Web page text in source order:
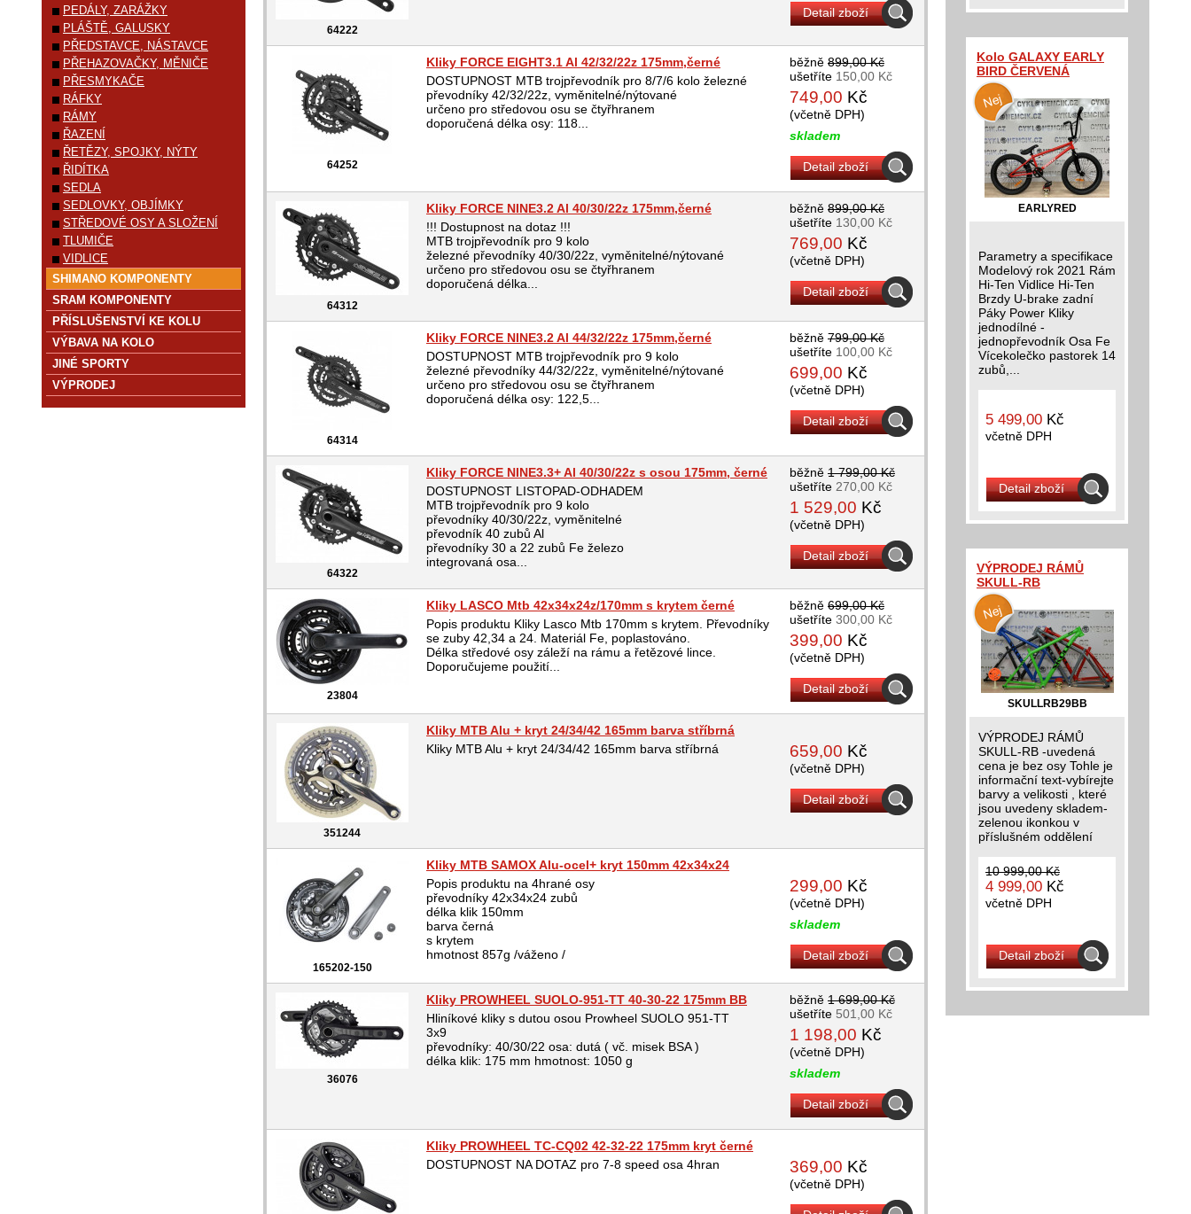
64222
Detail zboží
64252
Kliky FORCE EIGHT3.1 Al 42/32/22z 175mm,černé
DOSTUPNOST MTB trojpřevodník pro 8/7/6 kolo železné
převodníky 42/32/22z, vyměnitelné/nýtované
určeno pro středovou osu se čtyřhranem
doporučená délka osy: 118...
běžně 899,00 Kč
ušetříte 150,00 Kč
749,00 Kč
(včetně DPH)
skladem
Detail zboží
64312
Kliky FORCE NINE3.2 Al 40/30/22z 175mm,černé
!!! Dostupnost na dotaz !!!
MTB trojpřevodník pro 9 kolo
železné převodníky 40/30/22z, vyměnitelné/nýtované
určeno pro středovou osu se čtyřhranem
doporučená délka...
běžně 899,00 Kč
ušetříte 130,00 Kč
769,00 Kč
(včetně DPH)
Detail zboží
64314
Kliky FORCE NINE3.2 Al 44/32/22z 175mm,černé
DOSTUPNOST MTB trojpřevodník pro 9 kolo
železné převodníky 44/32/22z, vyměnitelné/nýtované
určeno pro středovou osu se čtyřhranem
doporučená délka osy: 122,5...
běžně 799,00 Kč
ušetříte 100,00 Kč
699,00 Kč
(včetně DPH)
Detail zboží
64322
Kliky FORCE NINE3.3+ Al 40/30/22z s osou 175mm, černé
DOSTUPNOST LISTOPAD-ODHADEM
MTB trojpřevodník pro 9 kolo
převodníky 40/30/22z, vyměnitelné
převodník 40 zubů Al
převodníky 30 a 22 zubů Fe železo
integrovaná osa...
běžně 1 799,00 Kč
ušetříte 270,00 Kč
1 529,00 Kč
(včetně DPH)
Detail zboží
23804
Kliky LASCO Mtb 42x34x24z/170mm s krytem černé
Popis produktu Kliky Lasco Mtb 170mm s krytem. Převodníky
se zuby 42,34 a 24. Materiál Fe, poplastováno.
Délka středové osy záleží na rámu a řetězové lince.
Doporučujeme použití...
běžně 699,00 Kč
ušetříte 300,00 Kč
399,00 Kč
(včetně DPH)
Detail zboží
351244
Kliky MTB Alu + kryt 24/34/42 165mm barva stříbrná
Kliky MTB Alu + kryt 24/34/42 165mm barva stříbrná
659,00 Kč
(včetně DPH)
Detail zboží
165202-150
Kliky MTB SAMOX Alu-ocel+ kryt 150mm 42x34x24
Popis produktu na 4hrané osy
převodníky 42x34x24 zubů
délka klik 150mm
barva černá
s krytem
hmotnost 857g /váženo /
299,00 Kč
(včetně DPH)
skladem
Detail zboží
36076
Kliky PROWHEEL SUOLO-951-TT 40-30-22 175mm BB
Hliníkové kliky s dutou osou Prowheel SUOLO 951-TT
3x9
převodníky: 40/30/22 osa: dutá ( vč. misek BSA )
délka klik: 175 mm hmotnost: 1050 g
běžně 1 699,00 Kč
ušetříte 501,00 Kč
1 198,00 Kč
(včetně DPH)
skladem
Detail zboží
Kliky PROWHEEL TC-CQ02 42-32-22 175mm kryt černé
DOSTUPNOST NA DOTAZ pro 7-8 speed osa 4hran
369,00 Kč
(včetně DPH)
Kolo GALAXY EARLY
BIRD ČERVENÁ
EARLYRED
Parametry a specifikace
Modelový rok 2021 Rám
Hi-Ten Vidlice Hi-Ten
Brzdy U-brake zadní
Páky Power Kliky
jednodílné -
jednopřevodník Osa Fe
Vícekolečko pastorek 14
zubů,...
5 499,00 Kč
včetně DPH
Detail zboží
VÝPRODEJ RÁMŮ
SKULL-RB
SKULLRB29BB
VÝPRODEJ RÁMŮ
SKULL-RB -uvedená
cena je bez osy Tohle je
informační text-vybírejte
barvy a velikosti , které
jsou uvedeny skladem-
zelenou ikonkou v
příslušném oddělení
10 999,00 Kč
4 999,00 Kč
včetně DPH
Detail zboží
PEDÁLY, ZARÁŽKY
PLÁŠTĚ, GALUSKY
PŘEDSTAVCE, NÁSTAVCE
PŘEHAZOVAČKY, MĚNIČE
PŘESMYKAČE
RÁFKY
RÁMY
ŘAZENÍ
ŘETĚZY, SPOJKY, NÝTY
ŘIDÍTKA
SEDLA
SEDLOVKY, OBJÍMKY
STŘEDOVÉ OSY A SLOŽENÍ
TLUMIČE
VIDLICE
SHIMANO KOMPONENTY
SRAM KOMPONENTY
PŘÍSLUŠENSTVÍ KE KOLU
VÝBAVA NA KOLO
JINÉ SPORTY
VÝPRODEJ